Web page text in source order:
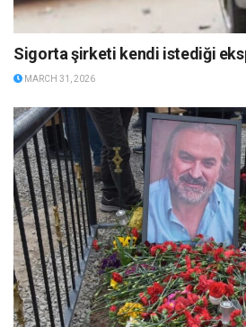
Sigorta şirketi kendi istediği
MARCH 31, 2026